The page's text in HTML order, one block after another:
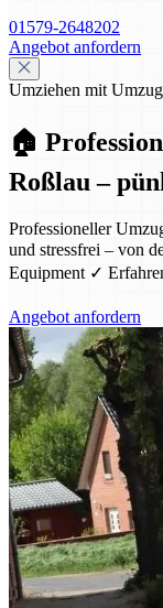
01579-2648202
Angebot anfordern
Umziehen mit
🏠
Roßlau –
Professioneller
und stressfrei – von
Equipment ✓
Angebot anfordern